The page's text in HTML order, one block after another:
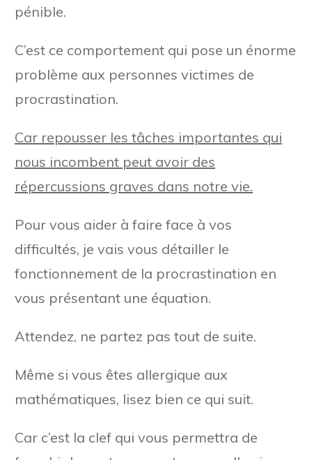
pénible.
C’est ce comportement qui pose un énorme
problème aux personnes victimes de
procrastination.
Car repousser les tâches importantes qui
nous incombent peut avoir des
répercussions graves dans notre vie.
Pour vous aider à faire face à vos
difficultés, je vais vous détailler le
fonctionnement de la procrastination en
vous présentant une équation.
Attendez, ne partez pas tout de suite.
Même si vous êtes allergique aux
mathématiques, lisez bien ce qui suit.
Car c’est la clef qui vous permettra de